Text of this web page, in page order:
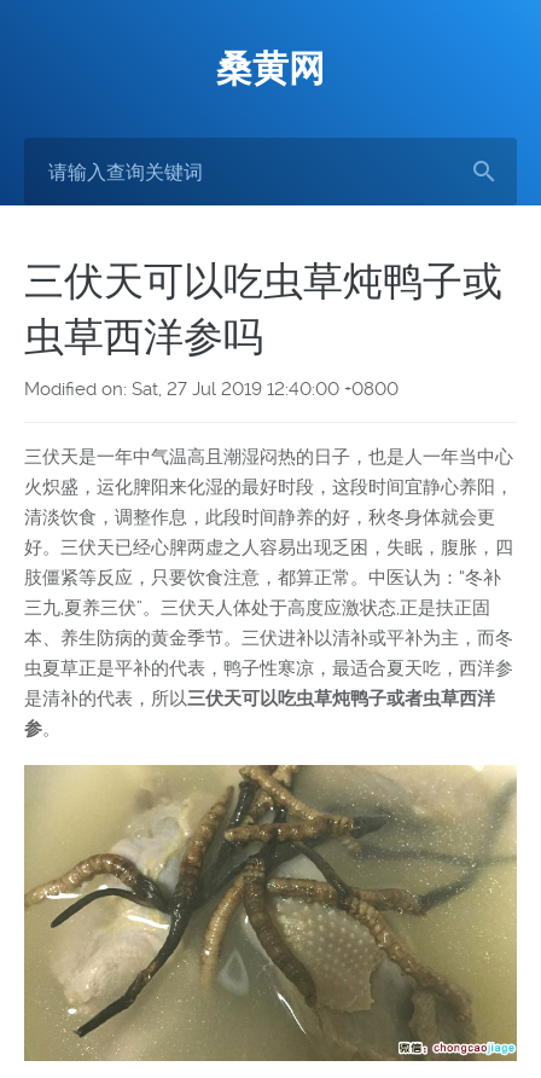
桑黄网
三伏天可以吃虫草炖鸭子或
虫草西洋参吗
Modified on: Sat, 27 Jul 2019 12:40:00 +0800
三伏天是一年中气温高且潮湿闷热的日子，也是人一年当中心
火炽盛，运化脾阳来化湿的最好时段，这段时间宜静心养阳，
清淡饮食，调整作息，此段时间静养的好，秋冬身体就会更
好。三伏天已经心脾两虚之人容易出现乏困，失眠，腹胀，四
肢僵紧等反应，只要饮食注意，都算正常。中医认为：“冬补
三九,夏养三伏”。三伏天人体处于高度应激状态,正是扶正固
本、养生防病的黄金季节。三伏进补以清补或平补为主，而冬
虫夏草正是平补的代表，鸭子性寒凉，最适合夏天吃，西洋参
是清补的代表，所以三伏天可以吃虫草炖鸭子或者虫草西洋
参。